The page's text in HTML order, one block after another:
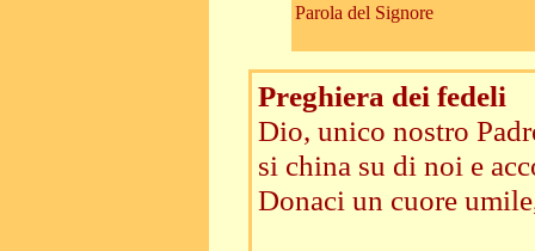
Parola del Signore
Preghiera dei fedeli
Dio, unico nostro
si china su di noi e
Donaci un cuore